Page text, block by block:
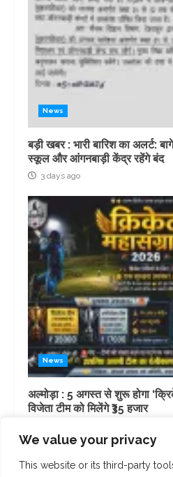
We value your privacy
This website or its third-party
News
बड़ी खबर : भारी बारिश का अलर्ट:
स्कूल और आंगनबाड़ी केंद्र रहेंगे बंद
3 days ago
News
अल्मोड़ा : 5 अगस्त से शुरू होगा
विजेता टीम को मिलेंगे ₹35 हजार